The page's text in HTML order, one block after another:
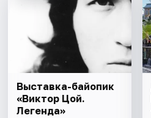
Выставка-байопик
«Виктор Цой.
Легенда»